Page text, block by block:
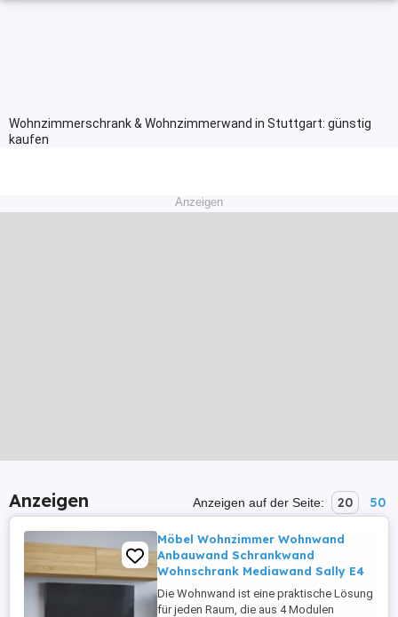
Wohnzimmerschrank & Wohnzimmerwand in Stuttgart: günstig
kaufen
Anzeigen
Anzeigen Anzeigen auf der Seite: 20 50
Möbel Wohnzimmer Wohnwand
Anbauwand Schrankwand
Wohnschrank Mediawand Sally E4
Die Wohnwand ist eine praktische Lösung
für jeden Raum, die aus 4 Modulen